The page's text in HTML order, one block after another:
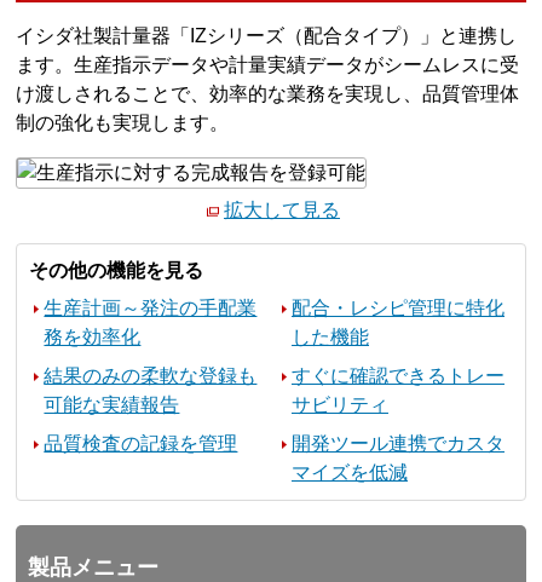
イシダ社製計量器「IZシリーズ（配合タイプ）」と連携し
ます。生産指示データや計量実績データがシームレスに受
け渡しされることで、効率的な業務を実現し、品質管理体
制の強化も実現します。
拡大して見る
その他の機能を見る
生産計画～発注の手配業
務を効率化
配合・レシピ管理に特化
した機能
結果のみの柔軟な登録も
可能な実績報告
すぐに確認できるトレー
サビリティ
品質検査の記録を管理
開発ツール連携でカスタ
マイズを低減
製品メニュー